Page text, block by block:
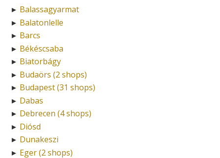
► Balassagyarmat
► Balatonlelle
► Barcs
► Békéscsaba
► Biatorbágy
► Budaörs (2 shops)
► Budapest (31 shops)
► Dabas
► Debrecen (4 shops)
► Diósd
► Dunakeszi
► Eger (2 shops)